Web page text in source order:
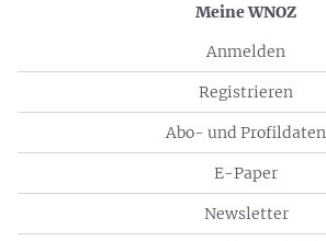
Meine WNOZ
Anmelden
Registrieren
Abo- und Profildaten
E-Paper
Newsletter